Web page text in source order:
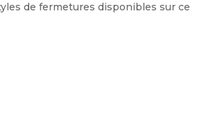
de fermetures disponibles sur ce